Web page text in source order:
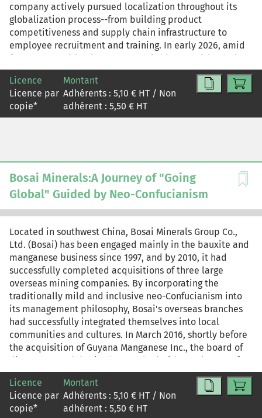
company actively pursued localization throughout its
globalization process--from building product
competitiveness and supply chain infrastructure to
employee recruitment and training. In early 2026, amid
fierce competition in the boom of Chinese cuisine being
offered overseas, Yang Ou, vice-president of brand at
Happy Lamb, was contemplating the company's next
global expansion. The Southeast Asian market offered
ample demographic dividends and significant growth
Licence
Licence par
copie*
Montant
Adhérents : 5,10 € HT / Non
adhérent : 5,50 € HT
Bosai Minerals:A Journey of "Going
Global" Guided by Neo-Confucianism
Located in southwest China, Bosai Minerals Group Co.,
Ltd. (Bosai) has been engaged mainly in the bauxite and
manganese business since 1997, and by 2010, it had
successfully completed acquisitions of three large
overseas mining companies. By incorporating the
traditionally mild and inclusive neo-Confucianism into
its management philosophy, Bosai's overseas branches
had successfully integrated themselves into local
communities and cultures. In March 2016, shortly before
the acquisition of Guyana Manganese Inc., the board of
directors was debating how to deal with employees of
the acquired company. Newer directors proposed laying
off inefficient local employees and granting incentives
through an improved performance appraisal mechanism.
This proposal was fiercely opposed by directors who had
Licence
Licence par
copie*
Montant
Adhérents : 5,10 € HT / Non
adhérent : 5,50 € HT